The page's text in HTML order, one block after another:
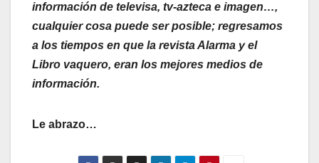
información de televisa, tv-azteca e imagen…,
cualquier cosa puede ser posible; regresamos
a los tiempos en que la revista Alarma y el
Libro vaquero, eran los mejores medios de
información.
Le abrazo…